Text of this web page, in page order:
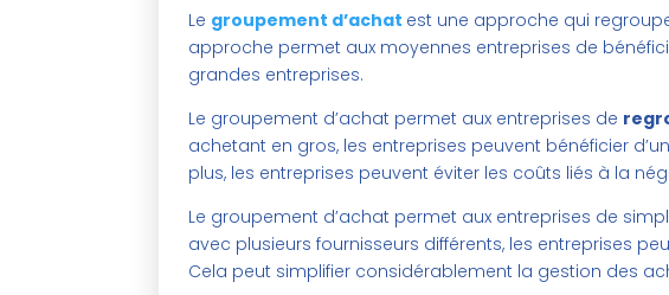
Le groupement d’achat est une approche qui
approche permet aux moyennes entreprises de
grandes entreprises.
Le groupement d’achat permet aux entreprises de
achetant en gros, les entreprises peuvent bénéficier
plus, les entreprises peuvent éviter les coûts liés à la
Le groupement d’achat permet aux entreprises de
avec plusieurs fournisseurs différents, les entreprises
Cela peut simplifier considérablement la gestion des